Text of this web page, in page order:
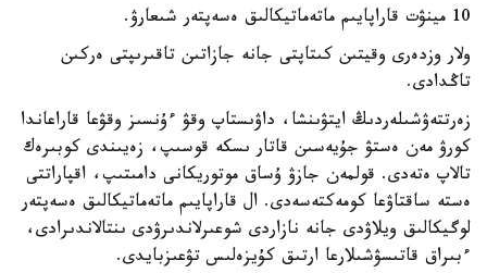
10 مينۋت قاراپايىم ماتەماتيكالىق ەسەپتەر شىعارۋ.
ولار وزدەرى وقيتىن كىتاپتى جانە جازاتىن تاقىرىپتى ەركىن
تاڭدادى.
زەرتتەۋشىلەردىڭ ايتۋىنشا، داۋىستاپ وقۋ ءۇنسىز وقۋعا قاراعاندا
كورۋ مەن ەستۋ جۇيەسىن قاتار ىسكە قوسىپ، زەيىندى كوبىرەك
تالاپ ەتەدى. قولمەن جازۋ ۇساق موتوريكانى دامىتىپ، اقپاراتتى
ەستە ساقتاۋعا كومەكتەسەدى. ال قاراپايىم ماتەماتيكالىق ەسەپتەر
لوگيكالىق ويلاۋدى جانە نازاردى شوعىرلاندىرۋدى ىنتالاندىرادى،
ءبىراق قاتىسۋشىلارعا ارتىق كۇيزەلىس تۋعىزبايدى.